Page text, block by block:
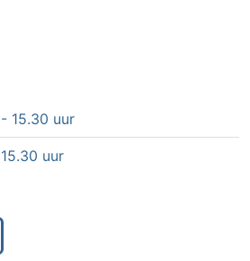
15.30 uur
uur